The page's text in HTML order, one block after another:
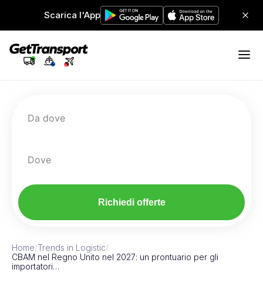
Scarica l'App
Da dove
Dove
Richiedi offerte
Home/Trends in Logistic/
CBAM nel Regno Unito nel 2027: un prontuario per gli
importatori…